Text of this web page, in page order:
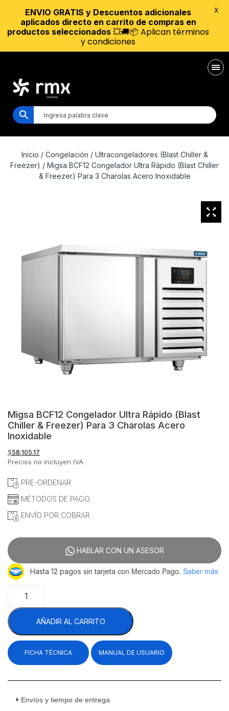
Inicio / Congelación / Ultracongeladores (Blast Chiller &
Freezer) / Migsa BCF12 Congelador Ultra Rápido (Blast Chiller
& Freezer) Para 3 Charolas Acero Inoxidable
Migsa BCF12 Congelador Ultra Rápido (Blast
Chiller & Freezer) Para 3 Charolas Acero
Inoxidable
$58,105.17
Precios no incluyen IVA
PRE-ORDENAR
MÉTODOS DE PAGO
ENVÍO POR COBRAR
HABLAR CON UN ASESOR
Hasta 12 pagos sin tarjeta con Mercado Pago. Saber más
BCF12
Congelador
Ultra
Rápido
(Blast
Chiller
&
AÑADIR AL CARRITO
FICHA TÉCNICA MANUAL DE USUARIO
Envíos y tiempo de entrega
ENVIO GRATIS y Descuentos adicionales
aplicados directo en carrito de compras en
productos seleccionados 💥🚚📦 Aplican términos
y condiciones
X